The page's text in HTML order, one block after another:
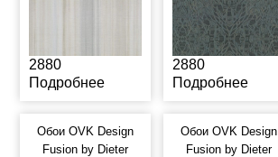
2880
Подробнее
2880
Подробнее
Обои OVK Design
Fusion by Dieter
Обои OVK Design
Fusion by Dieter